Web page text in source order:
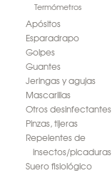
Termómetros
Apósitos
Esparadrapo
Golpes
Guantes
Jeringas y agujas
Mascarillas
Otros desinfectantes
Pinzas, tijeras
Repelentes de
insectos/picaduras
Suero fisiológico